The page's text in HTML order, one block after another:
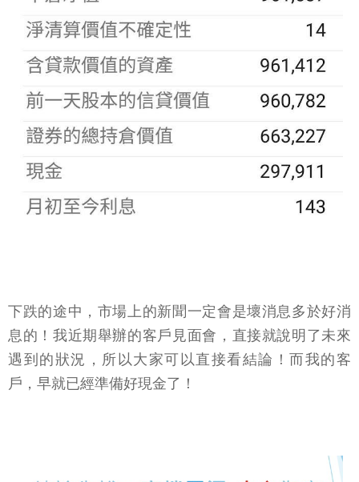
下跌的途中，市場上的新聞一定會是壞消息多於好消
息的！我近期舉辦的客戶見面會，直接就說明了未來
遇到的狀況，所以大家可以直接看結論！而我的客
戶，早就已經準備好現金了！